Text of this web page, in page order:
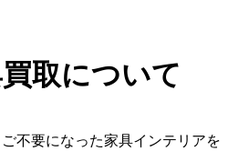
取について
不要になった家具インテリアを